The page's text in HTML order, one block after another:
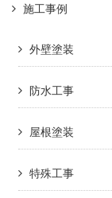
施工事例
外壁塗装
防水工事
屋根塗装
特殊工事